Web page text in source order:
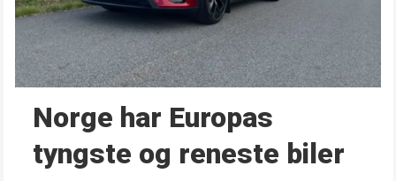
Norge har Europas
tyngste og reneste biler